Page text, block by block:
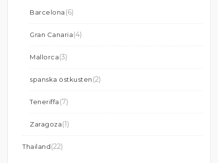
Barcelona (6)
Gran Canaria(4)
Mallorca(3)
spanska östkusten (2)
Teneriffa (7)
Zaragoza(1)
Thailand(22)